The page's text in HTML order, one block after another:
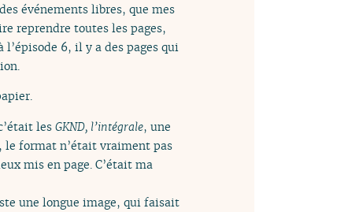
événements libres, que mes
reprendre toutes les pages,
6, il y a des pages qui
les GKND, l’intégrale, une
le format n’était vraiment pas
mis en page. C’était ma
une longue image, qui faisait